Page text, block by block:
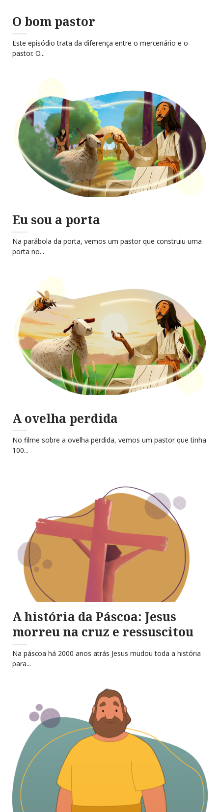
O bom pastor
Este episódio trata da diferença entre o mercenário e o
pastor. O...
Eu sou a porta
Na parábola da porta, vemos um pastor que construiu uma
porta no...
A ovelha perdida
No filme sobre a ovelha perdida, vemos um pastor que tinha
100...
A história da Páscoa: Jesus
morreu na cruz e ressuscitou
Na páscoa há 2000 anos atrás Jesus mudou toda a história
para...